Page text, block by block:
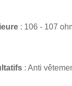
: 106 - 107
: Anti